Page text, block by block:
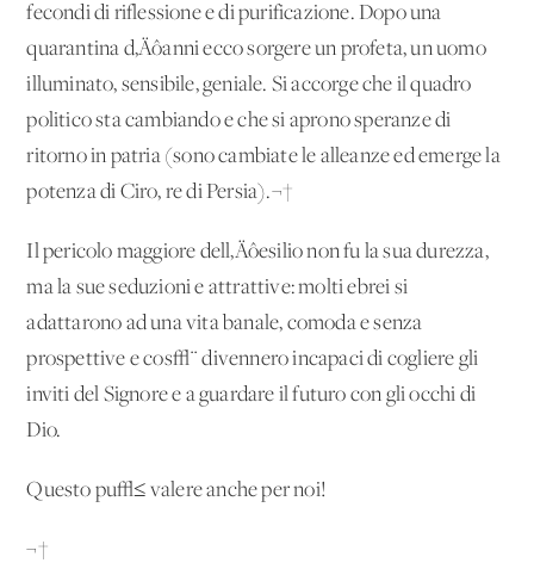
fecondi di riflessione e di purificazione. Dopo una
quarantina d‚Äôanni ecco sorgere un profeta, un uomo
illuminato, sensibile, geniale. Si accorge che il quadro
politico sta cambiando e che si aprono speranze di
ritorno in patria (sono cambiate le alleanze ed emerge la
potenza di Ciro, re di Persia).¬†
Il pericolo maggiore dell‚Äôesilio non fu la sua durezza,
ma la sue seduzioni e attrattive: molti ebrei si
adattarono ad una vita banale, comoda e senza
prospettive e cos√¨ divennero incapaci di cogliere gli
inviti del Signore e a guardare il futuro con gli occhi di
Dio.
Questo pu√≤ valere anche per noi!
¬†